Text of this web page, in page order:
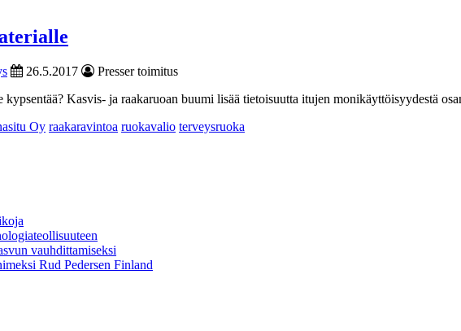
26.5.2017
Presser toimitus
Kasvis- ja raakaruoan buumi lisää tietoisuutta itujen monikäyttöisyydestä
Oy raakaravintoa ruokavalio terveysruoka
vauhdittamiseksi
Rud Pedersen Finland